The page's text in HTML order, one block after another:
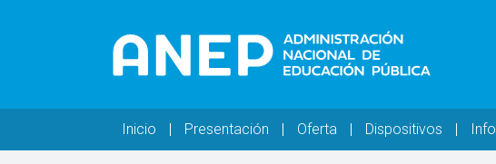
Navegación principal
Inicio Presentación Oferta Dispositivos